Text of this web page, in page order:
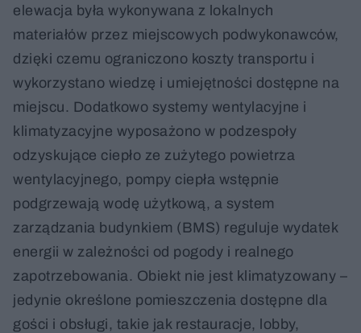
elewacja była wykonywana z lokalnych
materiałów przez miejscowych podwykonawców,
dzięki czemu ograniczono koszty transportu i
wykorzystano wiedzę i umiejętności dostępne na
miejscu. Dodatkowo systemy wentylacyjne i
klimatyzacyjne wyposażono w podzespoły
odzyskujące ciepło ze zużytego powietrza
wentylacyjnego, pompy ciepła wstępnie
podgrzewają wodę użytkową, a system
zarządzania budynkiem (BMS) reguluje wydatek
energii w zależności od pogody i realnego
zapotrzebowania. Obiekt nie jest klimatyzowany –
jedynie określone pomieszczenia dostępne dla
gości i obsługi, takie jak restauracje, lobby,